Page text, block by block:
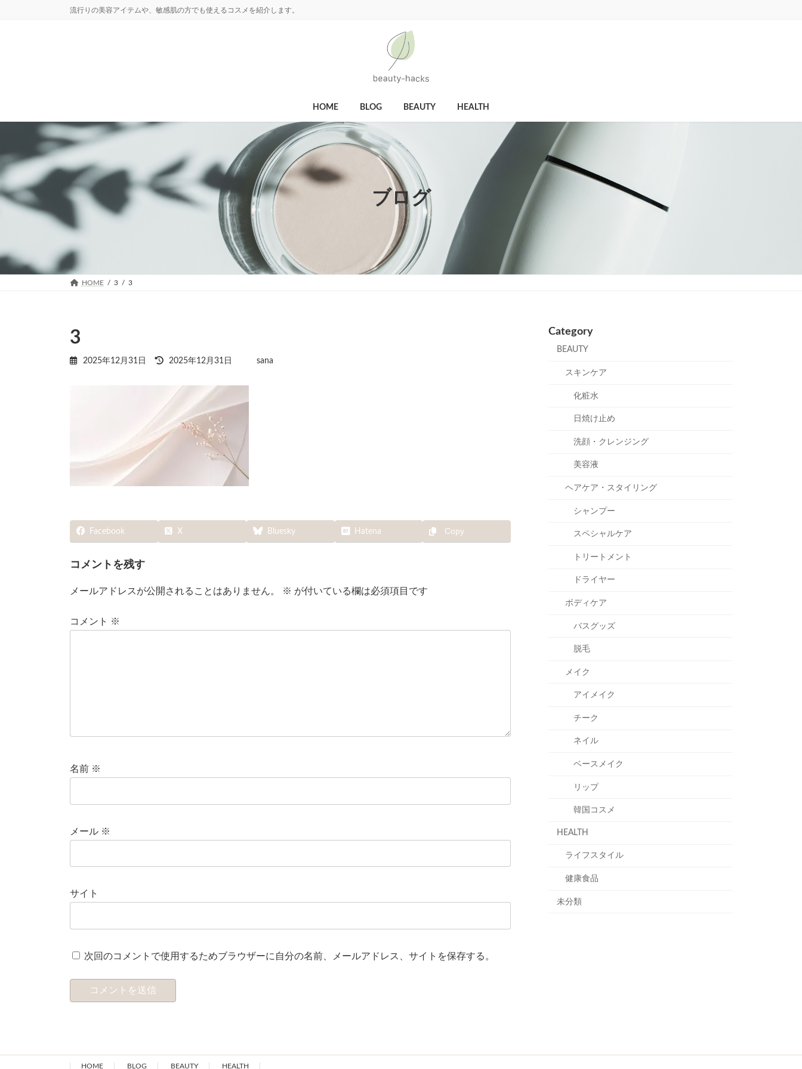
流行りの美容アイテムや、敏感肌の方でも使えるコスメを紹介します。
HOME BLOG BEAUTY HEALTH
ブログ
HOME 3 3
3
2025年12月31日
最
新
日
2025年12月31日 sana
Facebook X Bluesky Hatena Copy
コメントを残す
メールアドレスが公開されることはありません。 ※ が付いている欄は必須項目です
コメント ※
名前 ※
メール ※
サイト
次回のコメントで使用するためブラウザーに自分の名前、メールアドレス、サイトを保存する。
Category
BEAUTY
スキンケア
化粧水
日焼け止め
洗顔・クレンジング
美容液
ヘアケア・スタイリング
シャンプー
スペシャルケア
トリートメント
ドライヤー
ボディケア
バスグッズ
脱毛
メイク
アイメイク
チーク
ネイル
ベースメイク
リップ
韓国コスメ
HEALTH
ライフスタイル
健康食品
未分類
HOME BLOG BEAUTY HEALTH